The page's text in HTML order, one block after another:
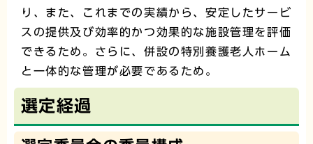
り、また、これまでの実績から、安定したサービ
スの提供及び効率的かつ効果的な施設管理を評価
できるため。さらに、併設の特別養護老人ホーム
と一体的な管理が必要であるため。
選定経過